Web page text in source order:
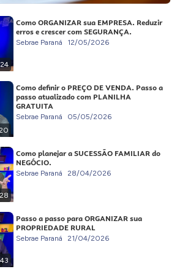
Como ORGANIZAR sua EMPRESA. Reduzir
erros e crescer com SEGURANÇA.
Sebrae Paraná 12/05/2026
Como definir o PREÇO DE VENDA. Passo a
passo atualizado com PLANILHA
GRATUITA
Sebrae Paraná 05/05/2026
Como planejar a SUCESSÃO FAMILIAR do
NEGÓCIO.
Sebrae Paraná 28/04/2026
Passo a passo para ORGANIZAR sua
PROPRIEDADE RURAL
Sebrae Paraná 21/04/2026